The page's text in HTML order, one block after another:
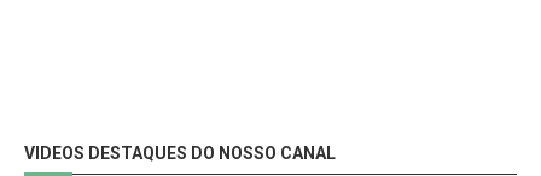
VIDEOS DESTAQUES DO NOSSO CANAL